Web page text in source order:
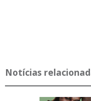
Notícias